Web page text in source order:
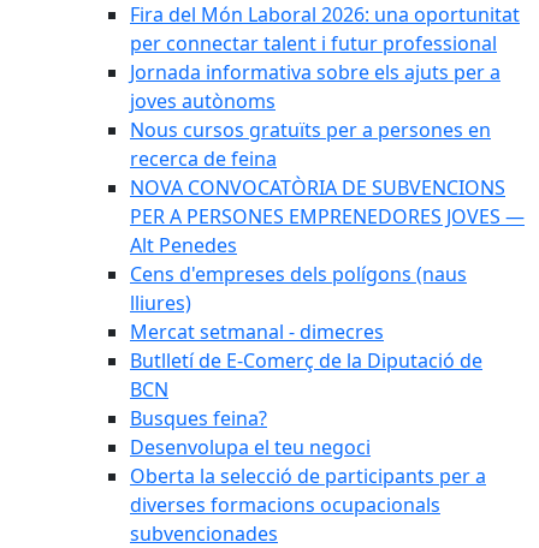
Fira del Món Laboral 2026: una oportunitat
per connectar talent i futur professional
Jornada informativa sobre els ajuts per a
joves autònoms
Nous cursos gratuïts per a persones en
recerca de feina
NOVA CONVOCATÒRIA DE SUBVENCIONS
PER A PERSONES EMPRENEDORES JOVES —
Alt Penedes
Cens d'empreses dels polígons (naus
lliures)
Mercat setmanal - dimecres
Butlletí de E-Comerç de la Diputació de
BCN
Busques feina?
Desenvolupa el teu negoci
Oberta la selecció de participants per a
diverses formacions ocupacionals
subvencionades